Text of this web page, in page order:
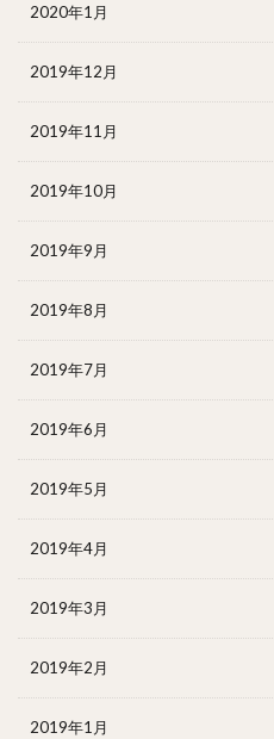
2020年1月
2019年12月
2019年11月
2019年10月
2019年9月
2019年8月
2019年7月
2019年6月
2019年5月
2019年4月
2019年3月
2019年2月
2019年1月